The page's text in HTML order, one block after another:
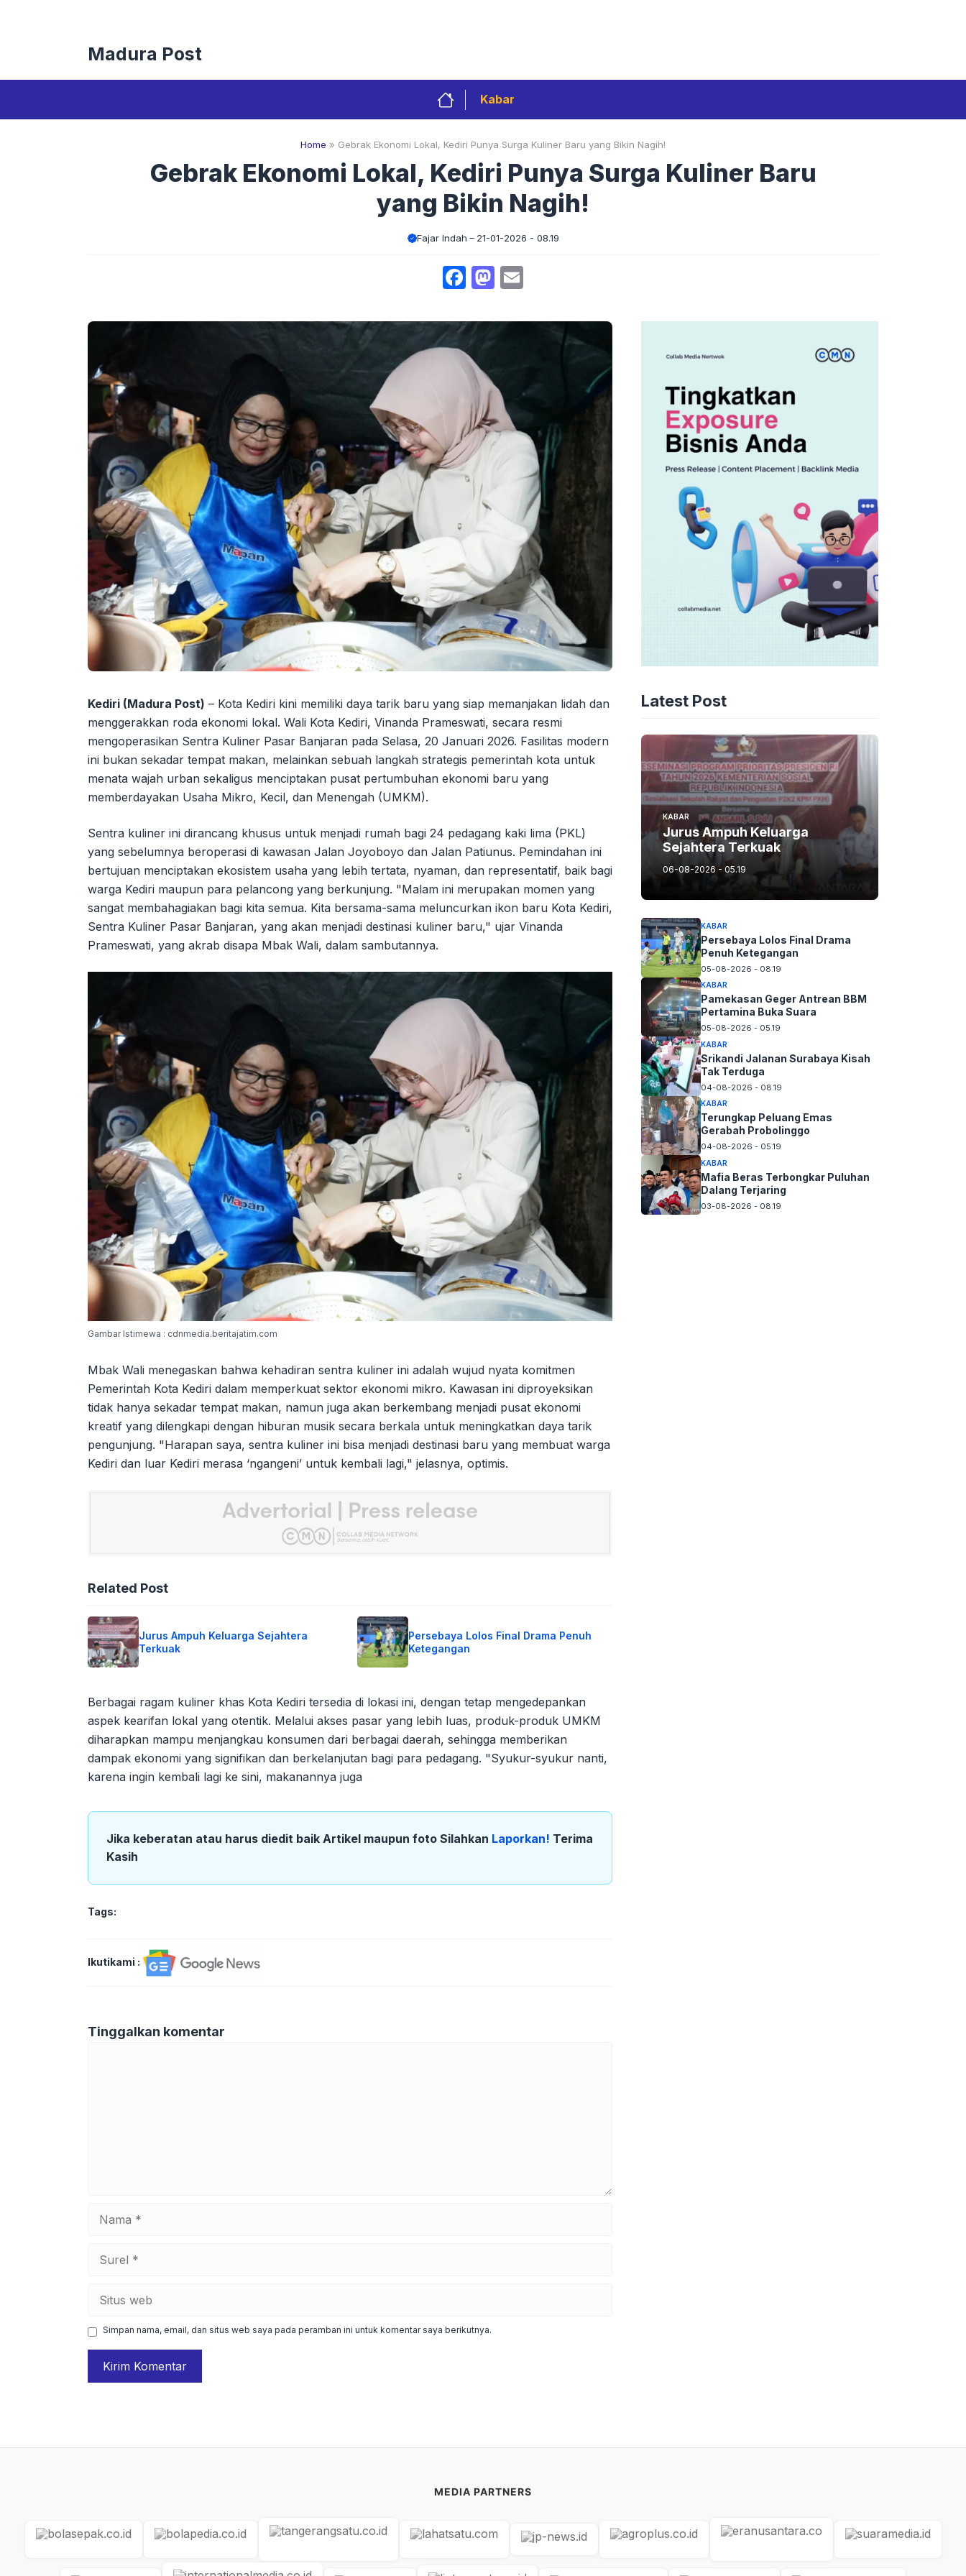
Madura Post
Kabar
Home » Gebrak Ekonomi Lokal, Kediri Punya Surga Kuliner Baru yang Bikin Nagih!
Gebrak Ekonomi Lokal, Kediri Punya Surga Kuliner Baru
yang Bikin Nagih!
Fajar Indah 21-01-2026 - 08.19
Facebook
Mastodon
Kediri (Madura Post) – Kota Kediri kini memiliki daya tarik baru yang siap memanjakan lidah dan
menggerakkan roda ekonomi lokal. Wali Kota Kediri, Vinanda Prameswati, secara resmi
mengoperasikan Sentra Kuliner Pasar Banjaran pada Selasa, 20 Januari 2026. Fasilitas modern
ini bukan sekadar tempat makan, melainkan sebuah langkah strategis pemerintah kota untuk
menata wajah urban sekaligus menciptakan pusat pertumbuhan ekonomi baru yang
memberdayakan Usaha Mikro, Kecil, dan Menengah (UMKM).
Sentra kuliner ini dirancang khusus untuk menjadi rumah bagi 24 pedagang kaki lima (PKL)
yang sebelumnya beroperasi di kawasan Jalan Joyoboyo dan Jalan Patiunus. Pemindahan ini
bertujuan menciptakan ekosistem usaha yang lebih tertata, nyaman, dan representatif, baik bagi
warga Kediri maupun para pelancong yang berkunjung. "Malam ini merupakan momen yang
sangat membahagiakan bagi kita semua. Kita bersama-sama meluncurkan ikon baru Kota Kediri,
Sentra Kuliner Pasar Banjaran, yang akan menjadi destinasi kuliner baru," ujar Vinanda
Prameswati, yang akrab disapa Mbak Wali, dalam sambutannya.
Gambar Istimewa : cdnmedia.beritajatim.com
Mbak Wali menegaskan bahwa kehadiran sentra kuliner ini adalah wujud nyata komitmen
Pemerintah Kota Kediri dalam memperkuat sektor ekonomi mikro. Kawasan ini diproyeksikan
tidak hanya sekadar tempat makan, namun juga akan berkembang menjadi pusat ekonomi
kreatif yang dilengkapi dengan hiburan musik secara berkala untuk meningkatkan daya tarik
pengunjung. "Harapan saya, sentra kuliner ini bisa menjadi destinasi baru yang membuat warga
Kediri dan luar Kediri merasa ‘ngangeni’ untuk kembali lagi," jelasnya, optimis.
Related Post
Jurus Ampuh Keluarga Sejahtera
Terkuak
Persebaya Lolos Final Drama Penuh
Ketegangan
Berbagai ragam kuliner khas Kota Kediri tersedia di lokasi ini, dengan tetap mengedepankan
aspek kearifan lokal yang otentik. Melalui akses pasar yang lebih luas, produk-produk UMKM
diharapkan mampu menjangkau konsumen dari berbagai daerah, sehingga memberikan
dampak ekonomi yang signifikan dan berkelanjutan bagi para pedagang. "Syukur-syukur nanti,
karena ingin kembali lagi ke sini, makanannya juga
Jika keberatan atau harus diedit baik Artikel maupun foto Silahkan Laporkan! Terima
Kasih
Tags:
Ikutikami :
Tinggalkan komentar
web
Simpan nama, email, dan situs web saya pada peramban ini untuk komentar saya berikutnya.
Latest Post
KABAR
Jurus Ampuh Keluarga
Sejahtera Terkuak
06-08-2026 - 05.19
KABAR
Persebaya Lolos Final Drama
Penuh Ketegangan
05-08-2026 - 08.19
KABAR
Pamekasan Geger Antrean BBM
Pertamina Buka Suara
05-08-2026 - 05.19
KABAR
Srikandi Jalanan Surabaya Kisah
Tak Terduga
04-08-2026 - 08.19
KABAR
Terungkap Peluang Emas
Gerabah Probolinggo
04-08-2026 - 05.19
KABAR
Mafia Beras Terbongkar Puluhan
Dalang Terjaring
03-08-2026 - 08.19
MEDIA PARTNERS